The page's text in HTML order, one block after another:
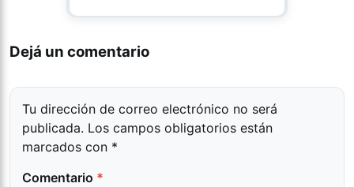
Dejá un comentario
Tu dirección de correo electrónico no será
publicada. Los campos obligatorios están
marcados con *
Comentario *